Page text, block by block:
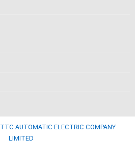
TTC AUTOMATIC ELECTRIC COMPANY
LIMITED